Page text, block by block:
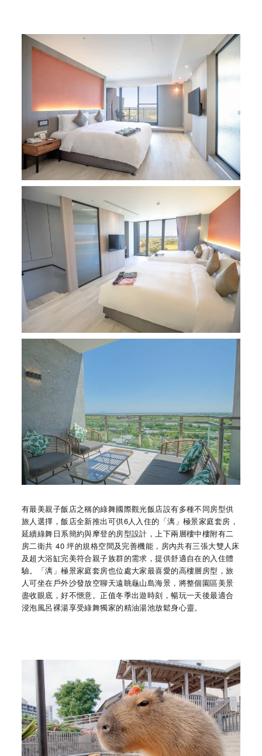
有最美親子飯店之稱的綠舞國際觀光飯店設有多種不同房型供
旅人選擇，飯店全新推出可供6人入住的「漓」極景家庭套房，
延續綠舞日系簡約與摩登的房型設計，上下兩層樓中樓附有二
房二衛共 40 坪的規格空間及完善機能，房內共有三張大雙人床
及超大浴缸完美符合親子族群的需求，提供舒適自在的入住體
驗。「漓」極景家庭套房也位處大家最喜愛的高樓層房型，旅
人可坐在戶外沙發放空聊天遠眺龜山島海景，將整個園區美景
盡收眼底，好不愜意。正值冬季出遊時刻，暢玩一天後最適合
浸泡風呂裸湯享受綠舞獨家的精油湯池放鬆身心靈。